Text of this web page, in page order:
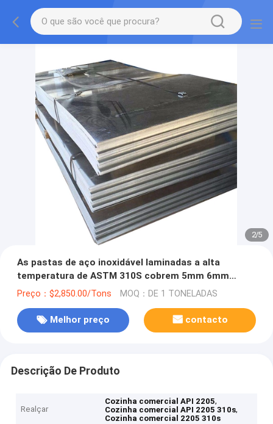
2/5
As pastas de aço inoxidável laminadas a alta
temperatura de ASTM 310S cobrem 5mm 6mm
densamente
Preço：$2,850.00/Tons MOQ：DE 1 TONELADAS
Melhor preço contacto
Descrição De Produto
Realçar
Cozinha comercial API 2205,
Cozinha comercial API 2205 310s,
Cozinha comercial 2205 310s